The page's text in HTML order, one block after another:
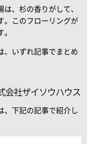
、杉の香りがして、
。このフローリングが
、いずれ記事でまとめ
会社ザイソウハウス
、下記の記事で紹介し